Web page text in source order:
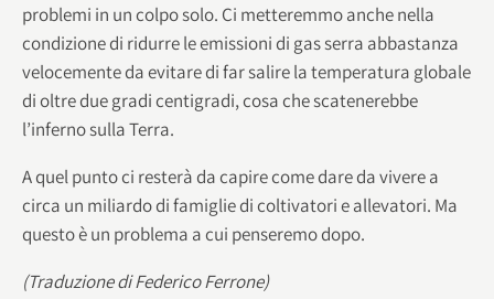
problemi in un colpo solo. Ci metteremmo anche nella
condizione di ridurre le emissioni di gas serra abbastanza
velocemente da evitare di far salire la temperatura globale
di oltre due gradi centigradi, cosa che scatenerebbe
l’inferno sulla Terra.
A quel punto ci resterà da capire come dare da vivere a
circa un miliardo di famiglie di coltivatori e allevatori. Ma
questo è un problema a cui penseremo dopo.
(Traduzione di Federico Ferrone)